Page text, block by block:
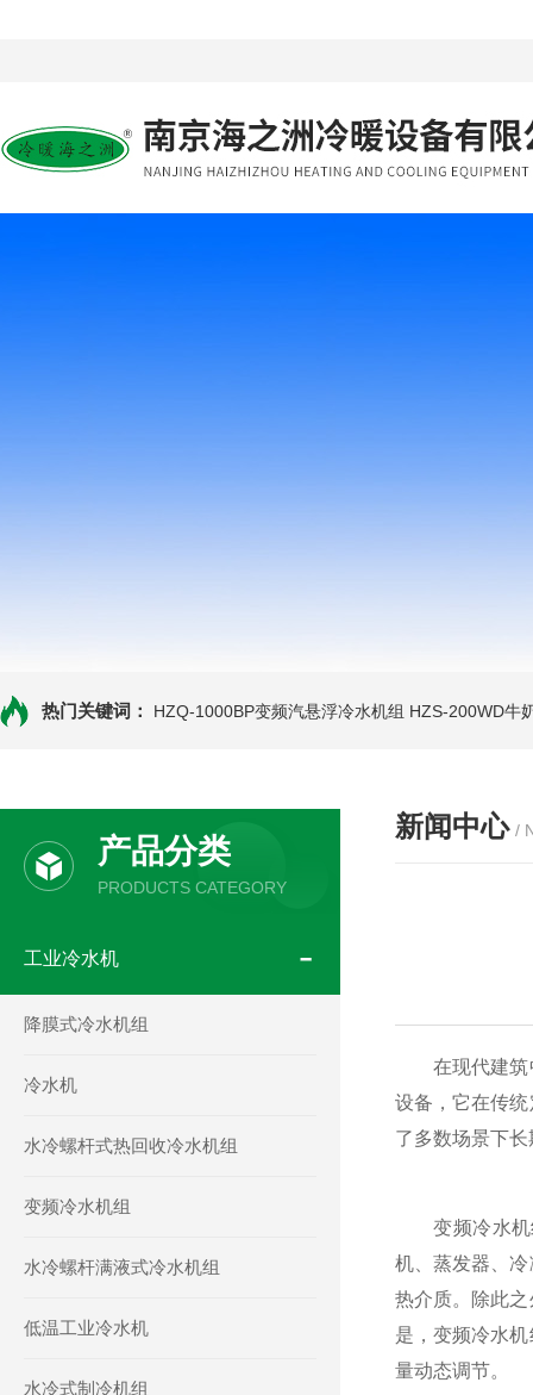
热门关键词： HZQ-1000BP变频汽悬浮冷水机组 HZS-200WD牛
产品分类
PRODUCTS CATEGORY
工业冷水机
降膜式冷水机组
冷水机
水冷螺杆式热回收冷水机组
变频冷水机组
水冷螺杆满液式冷水机组
低温工业冷水机
水冷式制冷机组
新闻中心 /
在现代建筑中
设备，它在传
了多数场景下
变频冷水机组
机、蒸发器、
热介质。除此
是，变频冷水
量动态调节。